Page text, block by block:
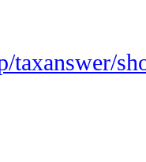
taxanswer/